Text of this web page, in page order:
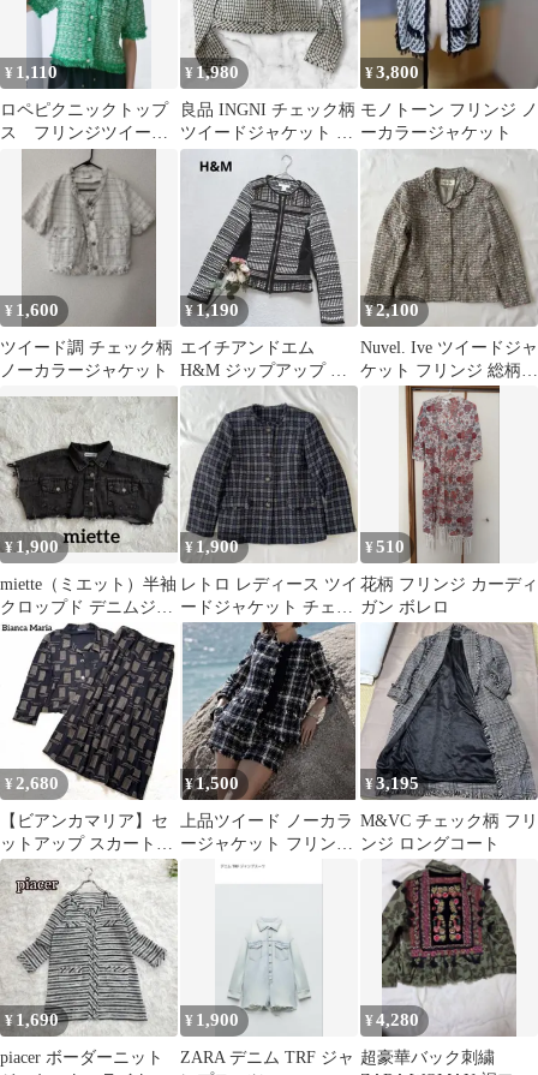
¥ 1,110
ロペピクニックトップ
ス フリンジツイード
サマーニット グリー
¥ 1,980
良品 INGNI チェック柄
ツイードジャケット ノ
ーカラー カーディガン
¥3,800
モノトーン フリンジ ノ
ーカラージャケット
¥ 1,600
ツイード調 チェック柄
ノーカラージャケット
¥1,190
エイチアンドエム
H&M ジップアップ ノ
ーカラージャケット 総
柄 フリンジ S
¥2,100
Nuvel. Ive ツイードジャ
ケット フリンジ 総柄
レトロ クラシック
¥ 1,900
miette（ミエット）半袖
クロップド デニムジャ
ケット ブラック F
¥ 1,900
レトロ レディース ツイ
ードジャケット チェッ
ク柄 フリンジ 青
¥510
花柄 フリンジ カーディ
ガン ボレロ
¥ 2,680
【ビアンカマリア】セ
ットアップ スカートス
ーツ 幾何学柄 フリンジ
黒 茶
¥1,500
上品ツイード ノーカラ
ージャケット フリンジ
金ボタン エレガント
¥3,195
M&VC チェック柄 フリ
ンジ ロングコート
¥ 1,690
piacer ボーダーニット
¥ 1,900
ZARA デニム TRF ジャ
¥4,280
超豪華バック刺繍